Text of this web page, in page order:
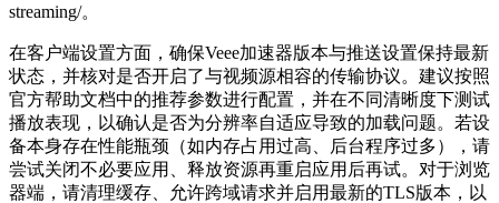
streaming/。
在客户端设置方面，确保Veee加速器版本与推送设置保持最新
状态，并核对是否开启了与视频源相容的传输协议。建议按照
官方帮助文档中的推荐参数进行配置，并在不同清晰度下测试
播放表现，以确认是否为分辨率自适应导致的加载问题。若设
备本身存在性能瓶颈（如内存占用过高、后台程序过多），请
尝试关闭不必要应用、释放资源再重启应用后再试。对于浏览
器端，请清理缓存、允许跨域请求并启用最新的TLS版本，以